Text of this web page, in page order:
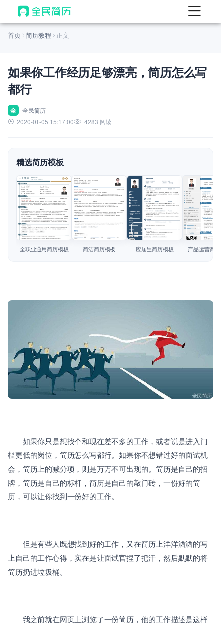
首页
AI 生成简历
AI 翻译简历
AI 诊断简历
面试自我介绍
AI 职场工具 New
简历模板
简历教程
首页 简历教程 正文
如果你工作经历足够漂亮，简历怎么写
都行
全
全民简历
2020-01-05 15:17:00
4283 阅读
精选简历模板
查看模板
全职业通用简历模板
查看模板
简洁简历模板
查看模板
应届生简历模板
查看模板
产品运营简
如果你只是想找个和现在差不多的工作，或者说是进入门
槛更低的岗位，简历怎么写都行。如果你不想错过好的面试机
会，简历上的减分项，则是万万不可出现的。简历是自己的招
牌，简历是自己的标杆，简历是自己的敲门砖，一份好的简
历，可以让你找到一份好的工作。
但是有些人既想找到好的工作，又在简历上洋洋洒洒的写
上自己的工作心得，实在是让面试官捏了把汗，然后默默的将
简历扔进垃圾桶。
我之前就在网页上浏览了一份简历，他的工作描述是这样